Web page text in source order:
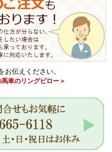
お伝えください。
車のリングピロー＞